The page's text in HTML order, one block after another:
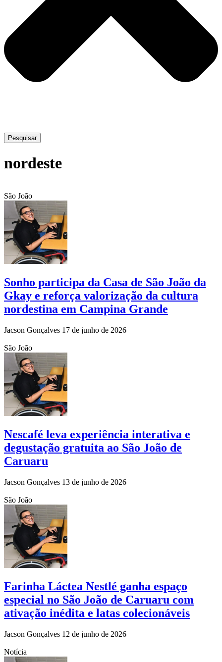
Pesquisar
nordeste
São João
Sonho participa da Casa de São João da
Gkay e reforça valorização da cultura
nordestina em Campina Grande
Jacson Gonçalves 17 de junho de 2026
São João
Nescafé leva experiência interativa e
degustação gratuita ao São João de
Caruaru
Jacson Gonçalves 13 de junho de 2026
São João
Farinha Láctea Nestlé ganha espaço
especial no São João de Caruaru com
ativação inédita e latas colecionáveis
Jacson Gonçalves 12 de junho de 2026
Notícia